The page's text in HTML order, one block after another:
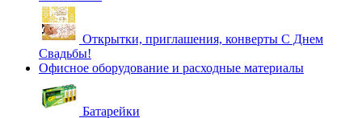
Открытки, приглашения, конверты С Днем
Свадьбы!
Офисное оборудование и расходные материалы
Батарейки